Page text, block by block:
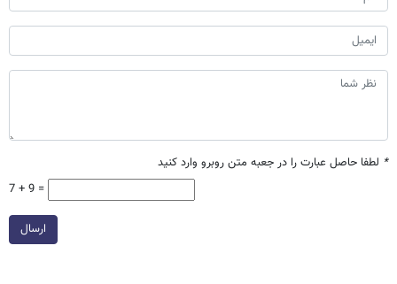
* لطفا حاصل عبارت را در جعبه متن روبرو وارد کنید
7 + 9 =
ارسال